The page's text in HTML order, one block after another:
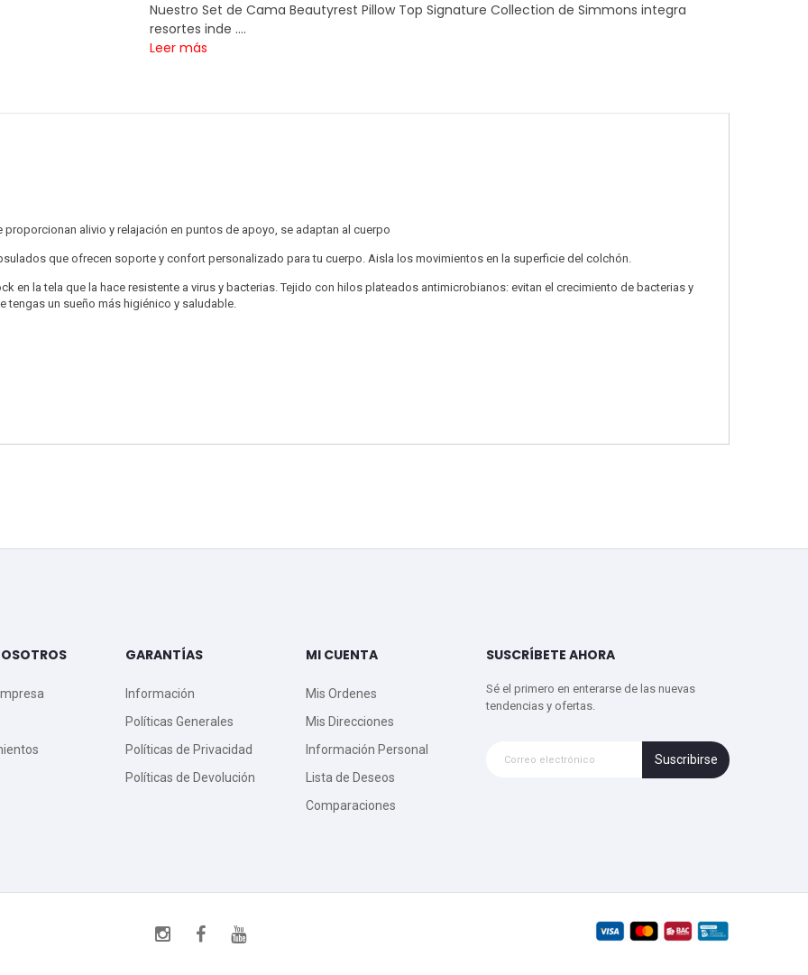
Nuestro Set de Cama Beautyrest Pillow Top Signature Collection de Simmons integra
resortes inde ....
Leer más
proporcionan alivio y relajación en puntos de apoyo, se adaptan al cuerpo
que ofrecen soporte y confort personalizado para tu cuerpo. Aisla los movimientos en la superficie del colchón.
en la tela que la hace resistente a virus y bacterias. Tejido con hilos plateados antimicrobianos: evitan el crecimiento de bacterias y
tengas un sueño más higiénico y saludable.
GARANTÍAS
Información
Políticas Generales
Políticas de Privacidad
Políticas de Devolución
MI CUENTA
Mis Ordenes
Mis Direcciones
Información Personal
Lista de Deseos
Comparaciones
SUSCRÍBETE AHORA
Sé el primero en enterarse de las nuevas
tendencias y ofertas.
Suscribirse